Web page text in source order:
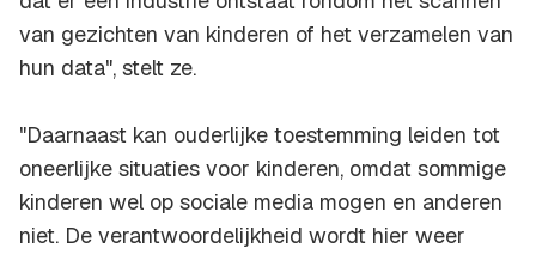
van gezichten van kinderen of het verzamelen van
hun data", stelt ze.
"Daarnaast kan ouderlijke toestemming leiden tot
oneerlijke situaties voor kinderen, omdat sommige
kinderen wel op sociale media mogen en anderen
niet. De verantwoordelijkheid wordt hier weer